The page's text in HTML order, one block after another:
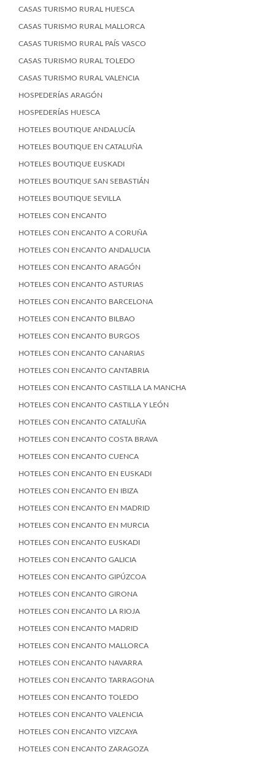
CASAS TURISMO RURAL HUESCA
CASAS TURISMO RURAL MALLORCA
CASAS TURISMO RURAL PAÍS VASCO
CASAS TURISMO RURAL TOLEDO
CASAS TURISMO RURAL VALENCIA
HOSPEDERÍAS ARAGÓN
HOSPEDERÍAS HUESCA
HOTELES BOUTIQUE ANDALUCÍA
HOTELES BOUTIQUE EN CATALUÑA
HOTELES BOUTIQUE EUSKADI
HOTELES BOUTIQUE SAN SEBASTIÁN
HOTELES BOUTIQUE SEVILLA
HOTELES CON ENCANTO
HOTELES CON ENCANTO A CORUÑA
HOTELES CON ENCANTO ANDALUCIA
HOTELES CON ENCANTO ARAGÓN
HOTELES CON ENCANTO ASTURIAS
HOTELES CON ENCANTO BARCELONA
HOTELES CON ENCANTO BILBAO
HOTELES CON ENCANTO BURGOS
HOTELES CON ENCANTO CANARIAS
HOTELES CON ENCANTO CANTABRIA
HOTELES CON ENCANTO CASTILLA LA MANCHA
HOTELES CON ENCANTO CASTILLA Y LEÓN
HOTELES CON ENCANTO CATALUÑA
HOTELES CON ENCANTO COSTA BRAVA
HOTELES CON ENCANTO CUENCA
HOTELES CON ENCANTO EN EUSKADI
HOTELES CON ENCANTO EN IBIZA
HOTELES CON ENCANTO EN MADRID
HOTELES CON ENCANTO EN MURCIA
HOTELES CON ENCANTO EUSKADI
HOTELES CON ENCANTO GALICIA
HOTELES CON ENCANTO GIPÚZCOA
HOTELES CON ENCANTO GIRONA
HOTELES CON ENCANTO LA RIOJA
HOTELES CON ENCANTO MADRID
HOTELES CON ENCANTO MALLORCA
HOTELES CON ENCANTO NAVARRA
HOTELES CON ENCANTO TARRAGONA
HOTELES CON ENCANTO TOLEDO
HOTELES CON ENCANTO VALENCIA
HOTELES CON ENCANTO VIZCAYA
HOTELES CON ENCANTO ZARAGOZA